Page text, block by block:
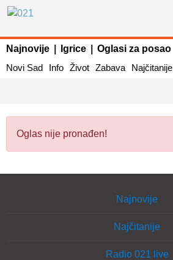
Najnovije Igrice Oglasi za posao
Novi Sad
Info Život Zabava Najčitanije
Oglas nije pronađen!
Najnovije
Najčitanije
Radio 021 live